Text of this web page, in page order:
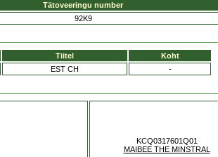
Tätoveeringu number
92K9
Tiitel
Koht
EST CH -
KCQ0317601Q01
MAIBEE THE MINSTRAL